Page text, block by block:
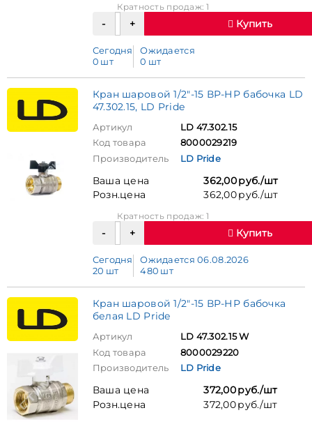
Кратность продаж: 1
Купить
Сегодня
0 шт
Ожидается
0 шт
Кран шаровой 1/2"-15 ВР-НР бабочка LD
47.302.15, LD Pride
Артикул
LD 47.302.15
Код товара
8000029219
Производитель
LD Pride
Ваша цена
362,00 руб./шт
Розн.цена
362,00 руб./шт
Кратность продаж: 1
Купить
Сегодня
20 шт
Ожидается 06.08.2026
480 шт
Кран шаровой 1/2"-15 ВР-НР бабочка
белая LD Pride
Артикул
LD 47.302.15 W
Код товара
8000029220
Производитель
LD Pride
Ваша цена
372,00 руб./шт
Розн.цена
372,00 руб./шт